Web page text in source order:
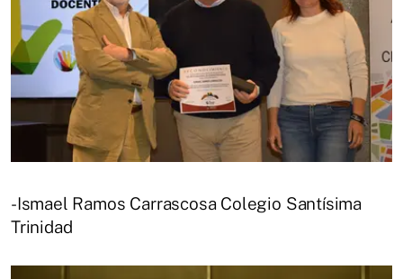
-Ismael Ramos Carrascosa Colegio Santísima
Trinidad